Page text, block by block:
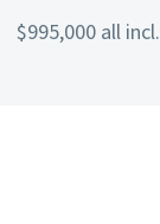
$995,000 all incl.